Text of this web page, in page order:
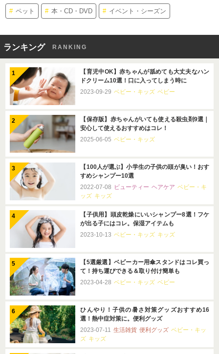
ペット 本・CD・DVD イベント・シーズン
ランキング RANKING
【育児中OK】赤ちゃんが舐めても大丈夫なハン
ドクリーム10選！口に入ってしまう時に
2023-09-29 ベビー・キッズ ベビー
【保存版】赤ちゃんがいても使える殺虫剤9選｜
安心して使えるおすすめはコレ！
2025-06-05 ベビー・キッズ
【100人が選ぶ】小学生の子供の頭が臭い！おす
すめシャンプー10選
2022-07-08 ビューティー ヘアケア ベビー・キ
ッズ キッズ
【子供用】頭皮乾燥にいいシャンプー8選！フケ
が出る子にはコレ。保湿アイテムも
2023-10-13 ベビー・キッズ キッズ
【5選厳選】ベビーカー用傘スタンドはコレ買っ
て！持ち運びできる＆取り付け簡単も
2023-04-28 ベビー・キッズ ベビー
ひんやり！子供の暑さ対策グッズおすすめ16
選！熱中症対策に。便利グッズ
2023-07-11 生活雑貨 便利グッズ ベビー・キッ
ズ キッズ